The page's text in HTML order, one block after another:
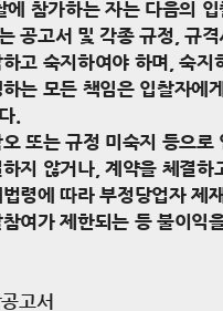
에 참가하는 자는 다음의
공고서 및 각종 규정, 규
고 숙지하여야 하며, 숙지
는 모든 책임은 입찰자에
.
또는 규정 미숙지 등으로
지 않거나, 계약을 체결하
령에 따라 부정당업자 제
여가 제한되는 등 불이익
고서